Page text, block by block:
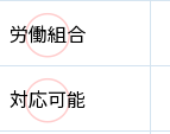
◯
労働組合
◯
対応可能